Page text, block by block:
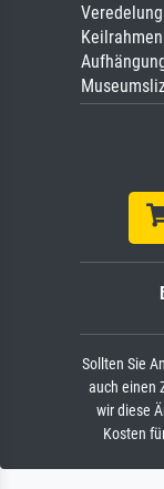
Veredelung
Keilrahmen
Sollten Sie
auch einen
wir diese
Kosten